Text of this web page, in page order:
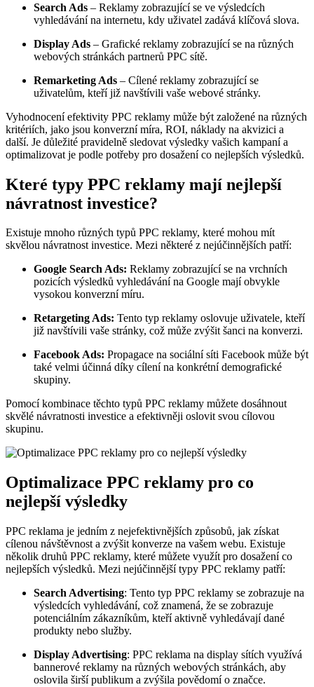
Search Ads – Reklamy zobrazující se ve výsledcích
vyhledávání na internetu, kdy uživatel zadává klíčová slova.
Display Ads – Grafické reklamy zobrazující se na různých
webových stránkách partnerů PPC sítě.
Remarketing Ads – Cílené reklamy zobrazující se
uživatelům, kteří již navštívili vaše webové stránky.
Vyhodnocení efektivity PPC reklamy může být založené na různých
kritériích, jako jsou konverzní míra, ROI, náklady na akvizici a
další. Je důležité pravidelně sledovat výsledky vašich kampaní a
optimalizovat je podle potřeby pro dosažení co nejlepších výsledků.
Které typy PPC reklamy mají nejlepší
návratnost investice?
Existuje mnoho různých typů PPC reklamy, které mohou mít
skvělou návratnost investice. Mezi některé z nejúčinnějších patří:
Google Search Ads: Reklamy zobrazující se na vrchních
pozicích výsledků vyhledávání na Google mají obvykle
vysokou konverzní míru.
Retargeting Ads: Tento typ reklamy oslovuje uživatele, kteří
již navštívili vaše stránky, což může zvýšit šanci na konverzi.
Facebook Ads: Propagace na sociální síti Facebook může být
také velmi účinná díky cílení na konkrétní demografické
skupiny.
Pomocí kombinace těchto typů PPC reklamy můžete dosáhnout
skvělé návratnosti investice a efektivněji oslovit svou cílovou
skupinu.
Optimalizace PPC reklamy pro co
nejlepší výsledky
PPC reklama je jedním z nejefektivnějších způsobů, jak získat
cílenou návštěvnost a zvýšit konverze na vašem webu. Existuje
několik druhů PPC reklamy, které můžete využít pro dosažení co
nejlepších výsledků. Mezi nejúčinnější typy PPC reklamy patří:
Search Advertising: Tento typ PPC reklamy se zobrazuje na
výsledcích vyhledávání, což znamená, že se zobrazuje
potenciálním zákazníkům, kteří aktivně vyhledávají dané
produkty nebo služby.
Display Advertising: PPC reklama na display sítích využívá
bannerové reklamy na různých webových stránkách, aby
oslovila širší publikum a zvýšila povědomí o značce.